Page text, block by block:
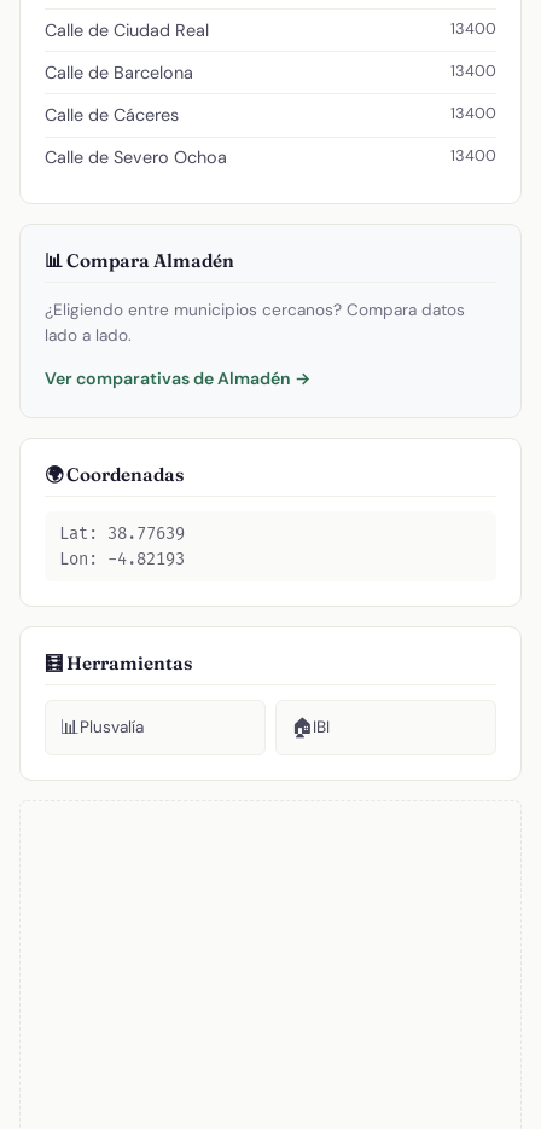
Calle de Ciudad Real 13400
Calle de Barcelona 13400
Calle de Cáceres 13400
Calle de Severo Ochoa 13400
📊 Compara Almadén
¿Eligiendo entre municipios cercanos? Compara datos
lado a lado.
Ver comparativas de Almadén →
🌍 Coordenadas
Lat: 38.77639
Lon: -4.82193
🧮 Herramientas
📊Plusvalía 🏠IBI